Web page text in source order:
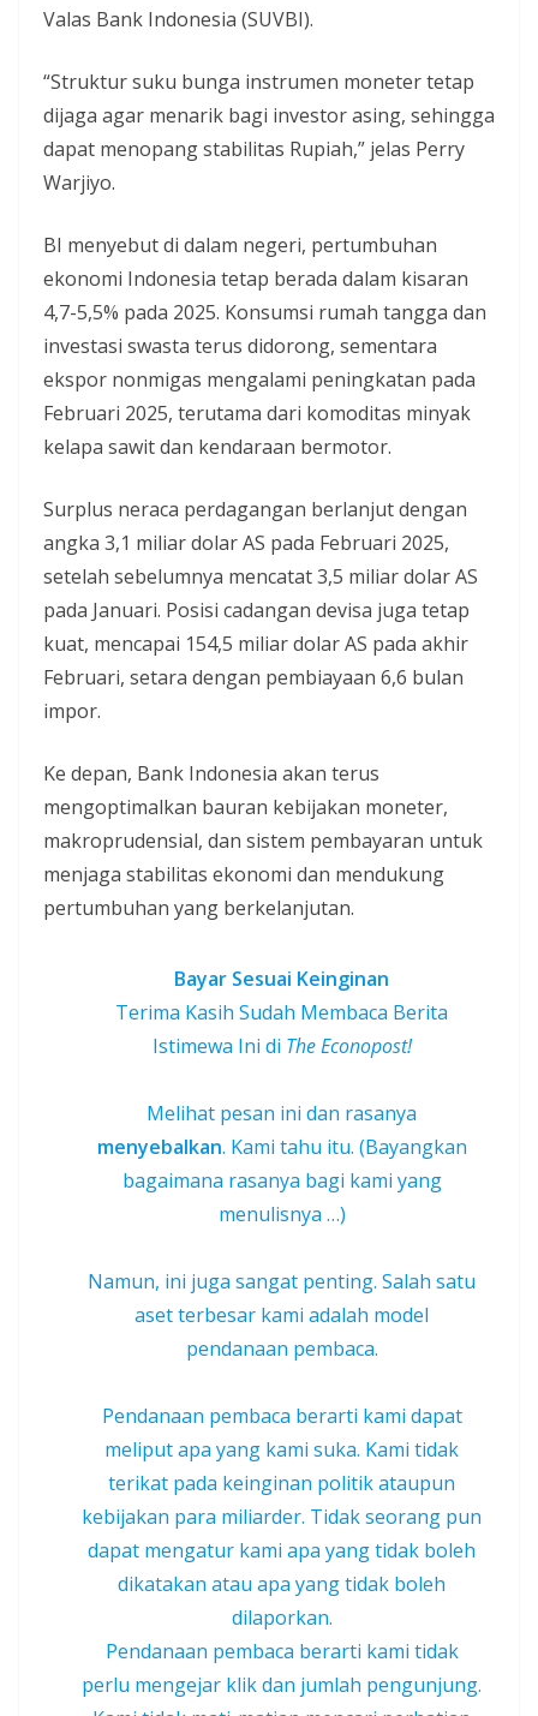
Valas Bank Indonesia (SUVBI).
“Struktur suku bunga instrumen moneter tetap
dijaga agar menarik bagi investor asing, sehingga
dapat menopang stabilitas Rupiah,” jelas Perry
Warjiyo.
BI menyebut di dalam negeri, pertumbuhan
ekonomi Indonesia tetap berada dalam kisaran
4,7-5,5% pada 2025. Konsumsi rumah tangga dan
investasi swasta terus didorong, sementara
ekspor nonmigas mengalami peningkatan pada
Februari 2025, terutama dari komoditas minyak
kelapa sawit dan kendaraan bermotor.
Surplus neraca perdagangan berlanjut dengan
angka 3,1 miliar dolar AS pada Februari 2025,
setelah sebelumnya mencatat 3,5 miliar dolar AS
pada Januari. Posisi cadangan devisa juga tetap
kuat, mencapai 154,5 miliar dolar AS pada akhir
Februari, setara dengan pembiayaan 6,6 bulan
impor.
Ke depan, Bank Indonesia akan terus
mengoptimalkan bauran kebijakan moneter,
makroprudensial, dan sistem pembayaran untuk
menjaga stabilitas ekonomi dan mendukung
pertumbuhan yang berkelanjutan.
Bayar Sesuai Keinginan
Terima Kasih Sudah Membaca Berita
Istimewa Ini di The Econopost!
Melihat pesan ini dan rasanya
menyebalkan. Kami tahu itu. (Bayangkan
bagaimana rasanya bagi kami yang
menulisnya …)
Namun, ini juga sangat penting. Salah satu
aset terbesar kami adalah model
pendanaan pembaca.
Pendanaan pembaca berarti kami dapat
meliput apa yang kami suka. Kami tidak
terikat pada keinginan politik ataupun
kebijakan para miliarder. Tidak seorang pun
dapat mengatur kami apa yang tidak boleh
dikatakan atau apa yang tidak boleh
dilaporkan.
Pendanaan pembaca berarti kami tidak
perlu mengejar klik dan jumlah pengunjung.